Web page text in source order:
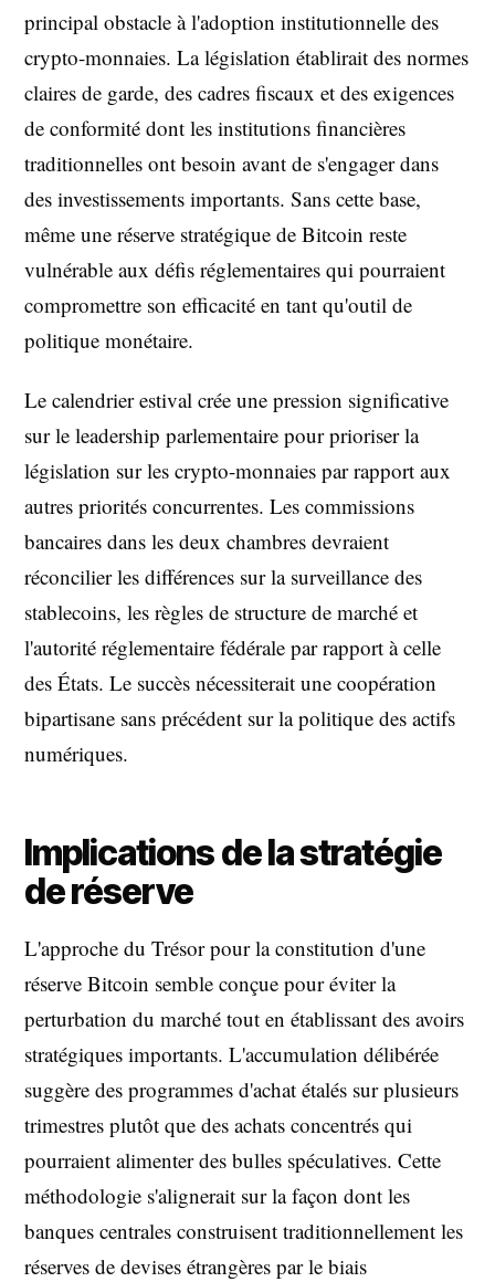
principal obstacle à l'adoption institutionnelle des
crypto-monnaies. La législation établirait des normes
claires de garde, des cadres fiscaux et des exigences
de conformité dont les institutions financières
traditionnelles ont besoin avant de s'engager dans
des investissements importants. Sans cette base,
même une réserve stratégique de Bitcoin reste
vulnérable aux défis réglementaires qui pourraient
compromettre son efficacité en tant qu'outil de
politique monétaire.
Le calendrier estival crée une pression significative
sur le leadership parlementaire pour prioriser la
législation sur les crypto-monnaies par rapport aux
autres priorités concurrentes. Les commissions
bancaires dans les deux chambres devraient
réconcilier les différences sur la surveillance des
stablecoins, les règles de structure de marché et
l'autorité réglementaire fédérale par rapport à celle
des États. Le succès nécessiterait une coopération
bipartisane sans précédent sur la politique des actifs
numériques.
Implications de la stratégie
de réserve
L'approche du Trésor pour la constitution d'une
réserve Bitcoin semble conçue pour éviter la
perturbation du marché tout en établissant des avoirs
stratégiques importants. L'accumulation délibérée
suggère des programmes d'achat étalés sur plusieurs
trimestres plutôt que des achats concentrés qui
pourraient alimenter des bulles spéculatives. Cette
méthodologie s'alignerait sur la façon dont les
banques centrales construisent traditionnellement les
réserves de devises étrangères par le biais